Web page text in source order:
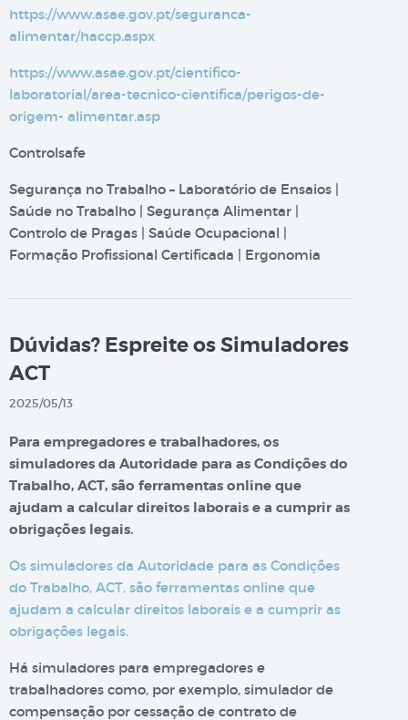
https://www.asae.gov.pt/seguranca-
alimentar/haccp.aspx
https://www.asae.gov.pt/cientifico-
laboratorial/area-tecnico-cientifica/perigos-de-
origem- alimentar.asp
Controlsafe
Segurança no Trabalho – Laboratório de Ensaios |
Saúde no Trabalho | Segurança Alimentar |
Controlo de Pragas | Saúde Ocupacional |
Formação Profissional Certificada | Ergonomia
Dúvidas? Espreite os Simuladores
ACT
2025/05/13
Para empregadores e trabalhadores, os
simuladores da Autoridade para as Condições do
Trabalho, ACT, são ferramentas online que
ajudam a calcular direitos laborais e a cumprir as
obrigações legais.
Os simuladores da Autoridade para as Condições
do Trabalho, ACT, são ferramentas online que
ajudam a calcular direitos laborais e a cumprir as
obrigações legais.
Há simuladores para empregadores e
trabalhadores como, por exemplo, simulador de
compensação por cessação de contrato de